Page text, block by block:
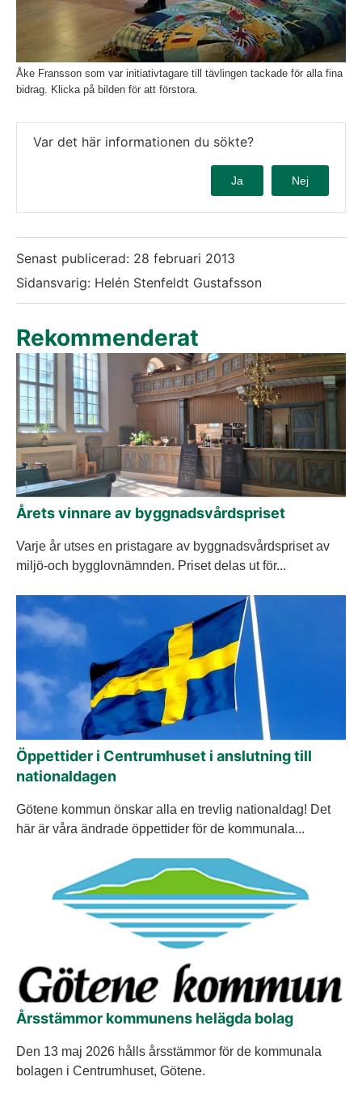
Åke Fransson som var initiativtagare till tävlingen tackade för alla fina
bidrag. Klicka på bilden för att förstora.
Var det här informationen du sökte?
Ja Nej
Senast publicerad: 28 februari 2013
Sidansvarig: Helén Stenfeldt Gustafsson
Rekommenderat
Årets vinnare av byggnadsvårdspriset
Varje år utses en pristagare av byggnadsvårdspriset av
miljö-och bygglovnämnden. Priset delas ut för...
Öppettider i Centrumhuset i anslutning till
nationaldagen
Götene kommun önskar alla en trevlig nationaldag! Det
här är våra ändrade öppettider för de kommunala...
Årsstämmor kommunens helägda bolag
Den 13 maj 2026 hålls årsstämmor för de kommunala
bolagen i Centrumhuset, Götene.